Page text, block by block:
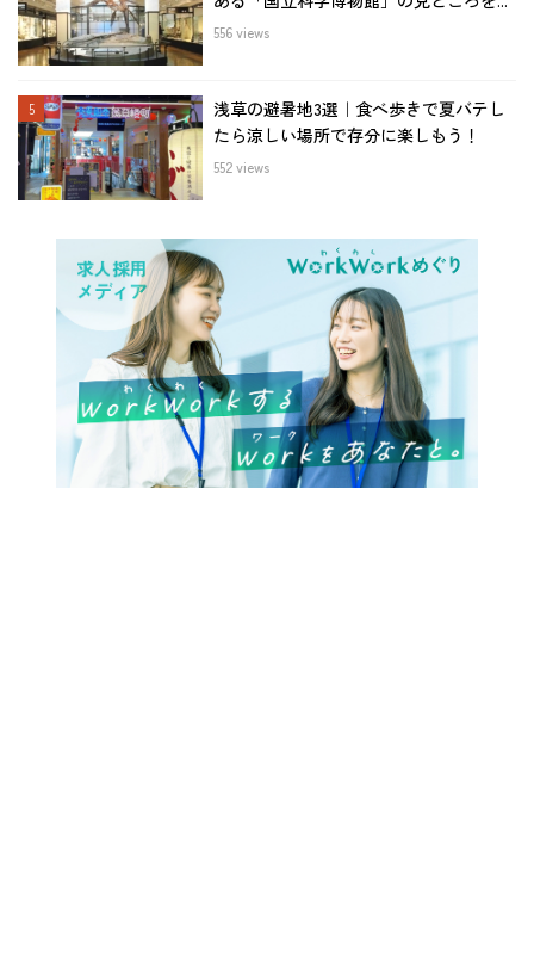
556 views
浅草の避暑地3選｜食べ歩きで夏バテし
たら涼しい場所で存分に楽しもう！
552 views